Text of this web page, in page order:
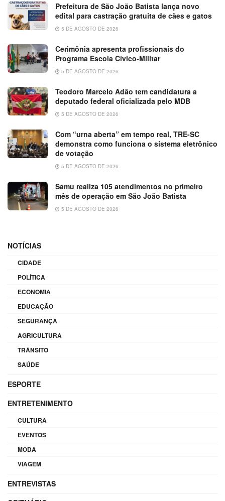
Prefeitura de São João Batista lança novo
edital para castração gratuita de cães e gatos
5 DE AGOSTO DE 2026
Cerimônia apresenta profissionais do
Programa Escola Cívico-Militar
5 DE AGOSTO DE 2026
Teodoro Marcelo Adão tem candidatura a
deputado federal oficializada pelo MDB
5 DE AGOSTO DE 2026
Com “urna aberta” em tempo real, TRE-SC
demonstra como funciona o sistema eletrônico
de votação
5 DE AGOSTO DE 2026
Samu realiza 105 atendimentos no primeiro
mês de operação em São João Batista
5 DE AGOSTO DE 2026
NOTÍCIAS
CIDADE
POLÍTICA
ECONOMIA
EDUCAÇÃO
SEGURANÇA
AGRICULTURA
TRÂNSITO
SAÚDE
ESPORTE
ENTRETENIMENTO
CULTURA
EVENTOS
MODA
VIAGEM
ENTREVISTAS